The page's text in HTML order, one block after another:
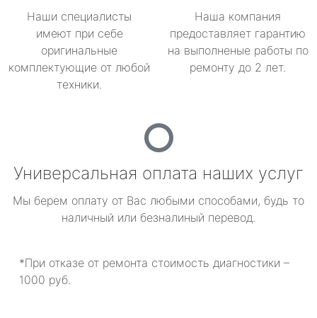
Наши специалисты
имеют при себе
оригинальные
комплектующие от любой
техники.
Наша компания
предоставляет гарантию
на выполненые работы по
ремонту до 2 лет.
Универсальная оплата наших услуг
Мы берем оплату от Вас любыми способами, будь то
наличный или безналиный перевод.
*При отказе от ремонта стоимость диагностики –
1000 руб.